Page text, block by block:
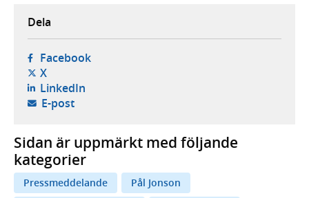
Dela
Facebook- öppnas i ny flik, extern webbplats,
X- öppnas i ny flik, extern webbplats,
LinkedIn- öppnas i ny flik, extern webbplats,
E-post- öppnar din e-postklient,
Sidan är uppmärkt med följande
kategorier
Pressmeddelande
Pål Jonson